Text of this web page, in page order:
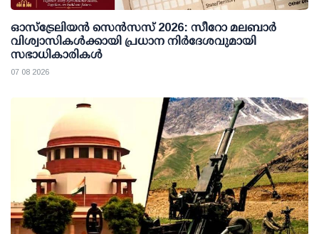
ഓസ്ട്രേലിയൻ സെൻസസ് 2026: സീറോ മലബാർ
വിശ്വാസികൾക്കായി പ്രധാന നിർദേശവുമായി
സഭാധികാരികൾ
07 08 2026